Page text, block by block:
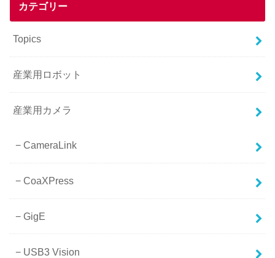
カテゴリー
Topics
産業用ロボット
産業用カメラ
CameraLink
CoaXPress
GigE
USB3 Vision